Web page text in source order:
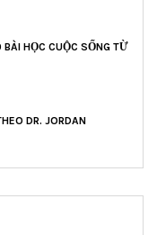
BÀI HỌC CUỘC SỐNG TỪ
DR. JORDAN